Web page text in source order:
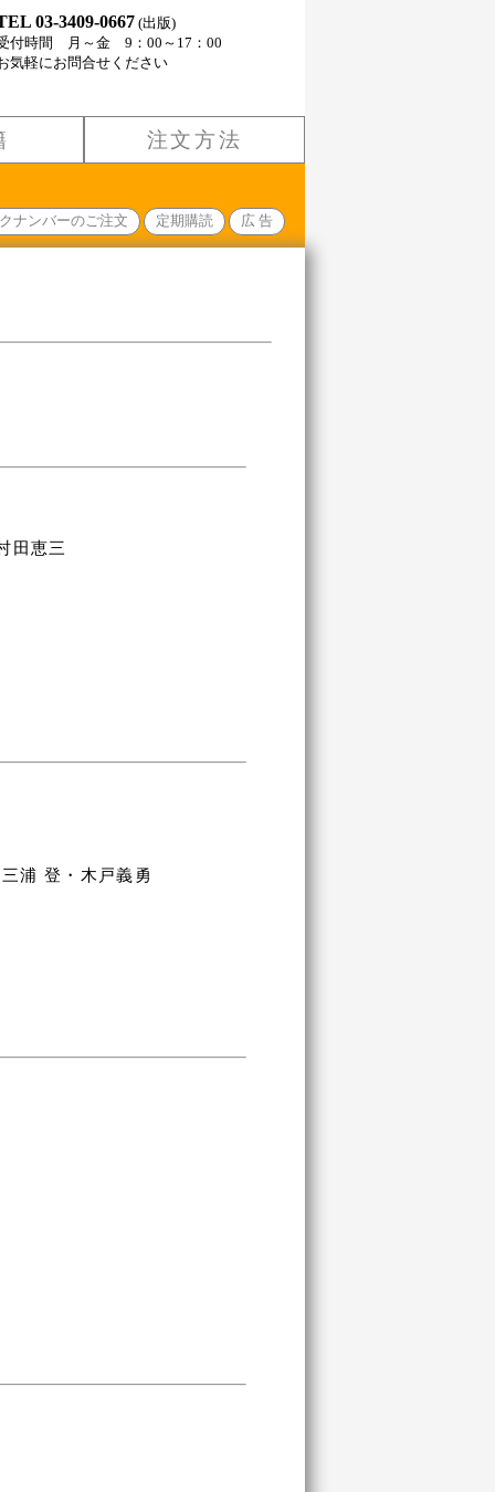
03-3409-0667(出版)
付時間 月～金 9：00～17：00
気軽にお問合せください
注文方法
ナンバーのご注文 定期購読 広 告
恵三
登・木戸義勇